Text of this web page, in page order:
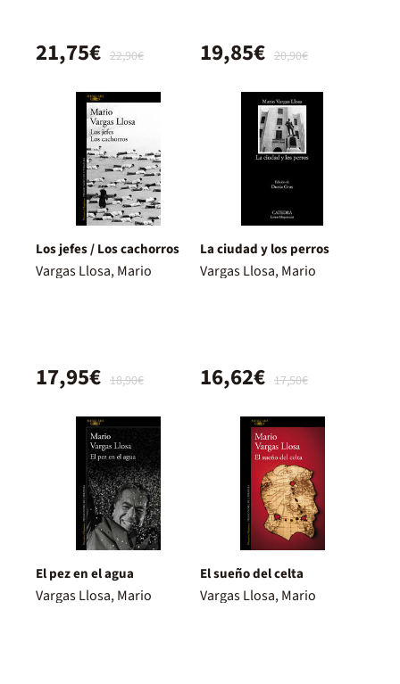
22,90€
21,75€ 20,90€
19,85€
Los jefes / Los cachorros
Vargas Llosa, Mario
18,90€
17,95€
La ciudad y los perros
Vargas Llosa, Mario
17,50€
16,62€
El pez en el agua
Vargas Llosa, Mario
El sueño del celta
Vargas Llosa, Mario